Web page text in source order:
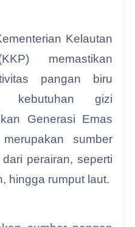
Kelautan
memastikan
pangan biru
kebutuhan gizi
Generasi Emas
sumber
perairan, seperti
hingga rumput laut.